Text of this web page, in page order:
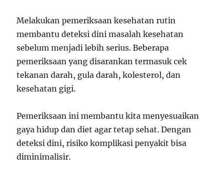
Melakukan pemeriksaan kesehatan rutin
membantu deteksi dini masalah kesehatan
sebelum menjadi lebih serius. Beberapa
pemeriksaan yang disarankan termasuk cek
tekanan darah, gula darah, kolesterol, dan
kesehatan gigi.
Pemeriksaan ini membantu kita menyesuaikan
gaya hidup dan diet agar tetap sehat. Dengan
deteksi dini, risiko komplikasi penyakit bisa
diminimalisir.